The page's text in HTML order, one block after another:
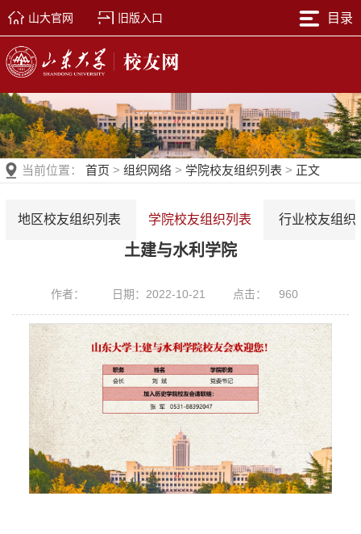
山大官网 旧版入口 目录
当前位置： 首页 > 组织网络> 学院校友组织列表 > 正文
地区校友组织列表 学院校友组织列表 行业校友组织
土建与水利学院
作者： 日期：2022-10-21 点击： 960